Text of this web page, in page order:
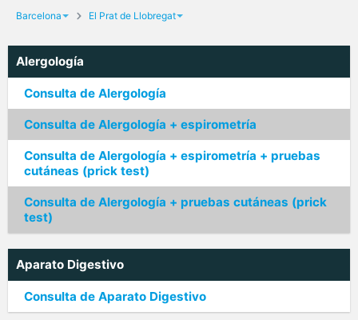
Barcelona El Prat de Llobregat
Alergología
Consulta de Alergología
Consulta de Alergología + espirometría
Consulta de Alergología + espirometría + pruebas
cutáneas (prick test)
Consulta de Alergología + pruebas cutáneas (prick
test)
Aparato Digestivo
Consulta de Aparato Digestivo